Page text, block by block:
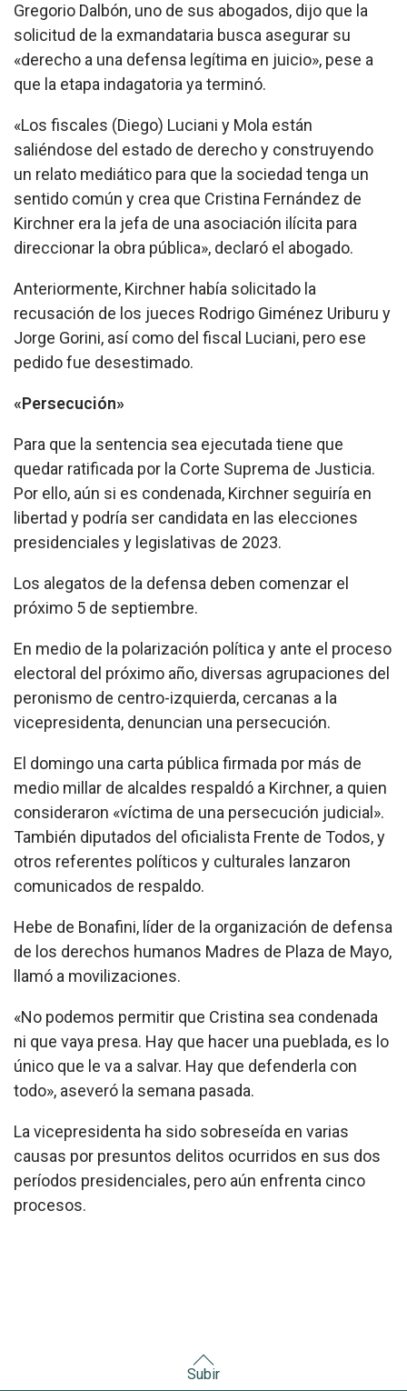
Gregorio Dalbón, uno de sus abogados, dijo que la
solicitud de la exmandataria busca asegurar su
«derecho a una defensa legítima en juicio», pese a
que la etapa indagatoria ya terminó.
«Los fiscales (Diego) Luciani y Mola están
saliéndose del estado de derecho y construyendo
un relato mediático para que la sociedad tenga un
sentido común y crea que Cristina Fernández de
Kirchner era la jefa de una asociación ilícita para
direccionar la obra pública», declaró el abogado.
Anteriormente, Kirchner había solicitado la
recusación de los jueces Rodrigo Giménez Uriburu y
Jorge Gorini, así como del fiscal Luciani, pero ese
pedido fue desestimado.
«Persecución»
Para que la sentencia sea ejecutada tiene que
quedar ratificada por la Corte Suprema de Justicia.
Por ello, aún si es condenada, Kirchner seguiría en
libertad y podría ser candidata en las elecciones
presidenciales y legislativas de 2023.
Los alegatos de la defensa deben comenzar el
próximo 5 de septiembre.
En medio de la polarización política y ante el proceso
electoral del próximo año, diversas agrupaciones del
peronismo de centro-izquierda, cercanas a la
vicepresidenta, denuncian una persecución.
El domingo una carta pública firmada por más de
medio millar de alcaldes respaldó a Kirchner, a quien
consideraron «víctima de una persecución judicial».
También diputados del oficialista Frente de Todos, y
otros referentes políticos y culturales lanzaron
comunicados de respaldo.
Hebe de Bonafini, líder de la organización de defensa
de los derechos humanos Madres de Plaza de Mayo,
llamó a movilizaciones.
«No podemos permitir que Cristina sea condenada
ni que vaya presa. Hay que hacer una pueblada, es lo
único que le va a salvar. Hay que defenderla con
todo», aseveró la semana pasada.
La vicepresidenta ha sido sobreseída en varias
causas por presuntos delitos ocurridos en sus dos
períodos presidenciales, pero aún enfrenta cinco
procesos.
Subir